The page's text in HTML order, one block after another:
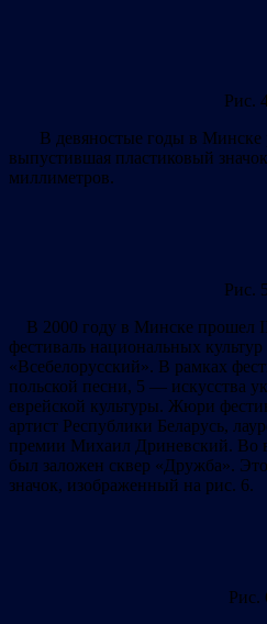
Рис.
В девяностые годы в Минске
выпустившая пластиковый
миллиметров.
Рис. 5
В 2000 году в Минске прошел
фестиваль национальных
«Всебелорусский». В рамках
польской песни, 5 — искусства
еврейской культуры. Жюри
артист Республики Беларусь,
премии Михаил Дриневский. Во
был заложен сквер «Дружба».
значок, изображенный на рис. 6.
Рис.